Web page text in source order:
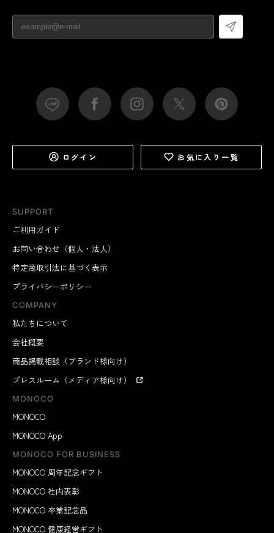
SUPPORT
ご利用ガイド
お問い合わせ（個人・法人）
特定商取引法に基づく表示
プライバシーポリシー
COMPANY
私たちについて
会社概要
商品掲載相談（ブランド様向け）
プレスルーム（メディア様向け）
MONOCO
MONOCO
MONOCO App
MONOCO FOR BUSINESS
MONOCO 周年記念ギフト
MONOCO 社内表彰
MONOCO 卒業記念品
MONOCO 健康経営ギフト
ログイン お気に入り一覧